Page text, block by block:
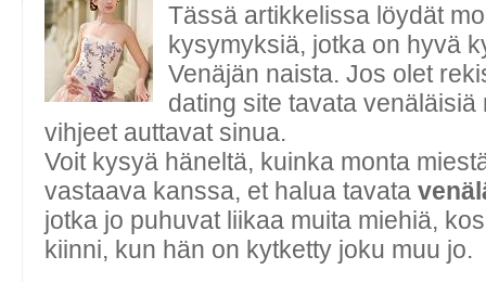
Tässä artikkelissa löydät
kysymyksiä, jotka on hyvä
Venäjän naista. Jos olet
dating site tavata venäläisiä
vihjeet auttavat sinua.
Voit kysyä häneltä, kuinka monta
vastaava kanssa, et halua tavata
jotka jo puhuvat liikaa muita miehiä,
kiinni, kun hän on kytketty joku muu jo.